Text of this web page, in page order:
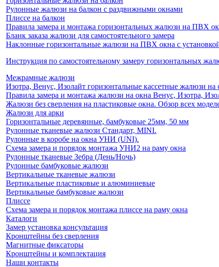
Рулонные жалюзи на балкон с раздвижными окнами
Плиссе на балкон
Правила замера и монтажа горизонтальных жалюзи на ПВХ
Бланк заказа жалюзи для самостоятельного замера
Наклонные горизонтальные жалюзи на ПВХ окна с
Инструкция по самостоятельному замеру горизонтальных
Межрамные жалюзи
Изотра, Венус, Изолайт горизонтальные кассетные жалюзи на
Правила замера и монтажа жалюзи на окна Венус, Изотра,
Жалюзи без сверления на пластиковые окна. Обзор всех
Жалюзи для арки
Горизонтальные деревянные, бамбуковые 25мм, 50 мм
Рулонные тканевые жалюзи Стандарт, MINI.
Рулонные в коробе на окна УНИ (UNI).
Схема замера и порядок монтажа УНИ2 на раму окна
Рулонные тканевые Зебра (День/Ночь)
Рулонные бамбуковые жалюзи
Вертикальные тканевые жалюзи
Вертикальные пластиковые и алюминиевые
Вертикальные бамбуковые жалюзи
Плиссе
Схема замера и порядок монтажа плиссе на раму окна
Каталоги
Замер установка консультация
Кронштейны без сверления
Магнитные фиксаторы
Кронштейны и комплектация
Наши контакты